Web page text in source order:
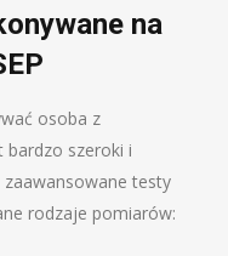
na
osoba z
bardzo szeroki i
testy
rodzaje pomiarów: